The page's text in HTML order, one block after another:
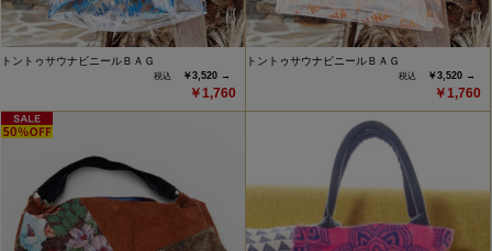
トントゥサウナビニールＢＡＧ
￥3,520 →
￥1,760
トントゥサウナビニールＢＡＧ
￥3,520 →
￥1,760